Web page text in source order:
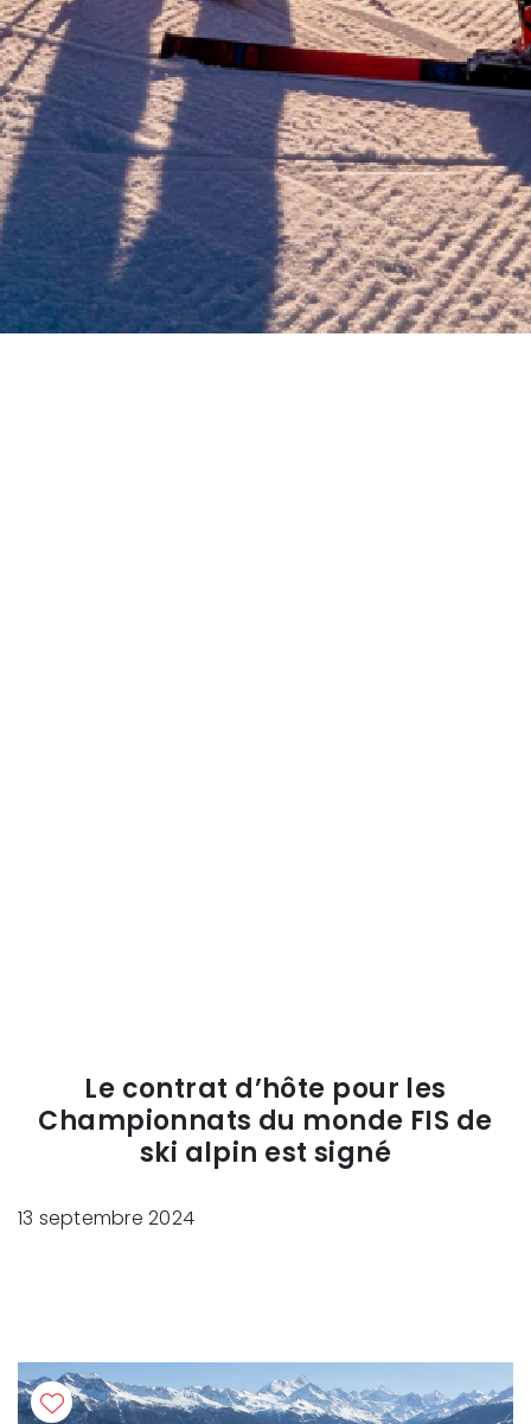
Le contrat d’hôte pour les
Championnats du monde FIS de
ski alpin est signé
13 septembre 2024